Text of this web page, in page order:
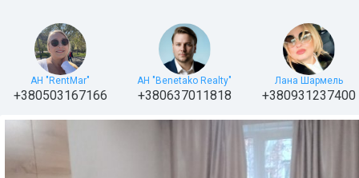
АН "RentMar"
+380503167166
АН "Benetako Realty"
+380637011818
Лана Шармель
+380931237400